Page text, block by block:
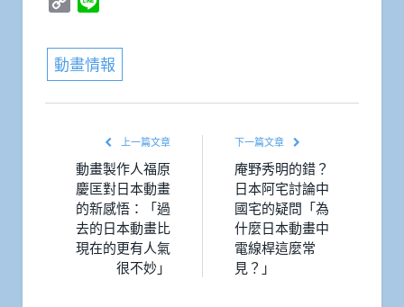
動畫情報
上一篇文章
動畫製作人福原
慶匡對日本動畫
的新感悟：「過
去的日本動畫比
現在的更有人氣
很不妙」
下一篇文章
庵野秀明的錯？
日本阿宅討論中
國宅的疑問「為
什麼日本動畫中
電線桿這麼常
見？」